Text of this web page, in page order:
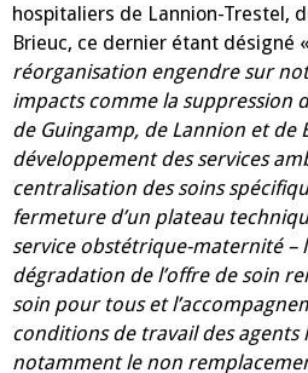
hospitaliers de Lannion-Trestel,
Brieuc, ce dernier étant désigné
réorganisation engendre sur
impacts comme la suppression
de Guingamp, de Lannion et de
développement des services
centralisation des soins
fermeture d’un plateau
service obstétrique-maternité –
dégradation de l’offre de soin
soin pour tous et
conditions de travail des agents
notamment le non